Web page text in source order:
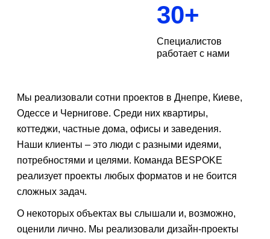
30+
Специалистов
работает с нами
Мы реализовали сотни проектов в Днепре, Киеве,
Одессе и Чернигове. Среди них квартиры,
коттеджи, частные дома, офисы и заведения.
Наши клиенты – это люди с разными идеями,
потребностями и целями. Команда BESPOKE
реализует проекты любых форматов и не боится
сложных задач.
О некоторых объектах вы слышали и, возможно,
оценили лично. Мы реализовали дизайн-проекты
Также вы можете связаться с нами, позвонив по подходящему
номер телефона (из указанных на сайте) или по электронной
Заказатьзвонок